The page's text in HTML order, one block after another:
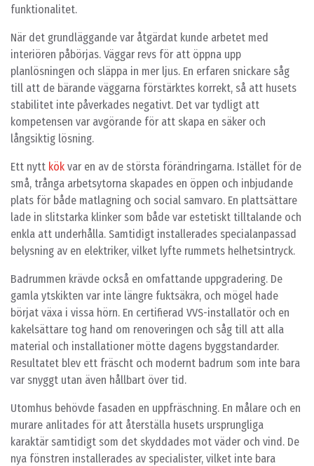
funktionalitet.
När det grundläggande var åtgärdat kunde arbetet med
interiören påbörjas. Väggar revs för att öppna upp
planlösningen och släppa in mer ljus. En erfaren snickare såg
till att de bärande väggarna förstärktes korrekt, så att husets
stabilitet inte påverkades negativt. Det var tydligt att
kompetensen var avgörande för att skapa en säker och
långsiktig lösning.
Ett nytt kök var en av de största förändringarna. Istället för de
små, trånga arbetsytorna skapades en öppen och inbjudande
plats för både matlagning och social samvaro. En plattsättare
lade in slitstarka klinker som både var estetiskt tilltalande och
enkla att underhålla. Samtidigt installerades specialanpassad
belysning av en elektriker, vilket lyfte rummets helhetsintryck.
Badrummen krävde också en omfattande uppgradering. De
gamla ytskikten var inte längre fuktsäkra, och mögel hade
börjat växa i vissa hörn. En certifierad VVS-installatör och en
kakelsättare tog hand om renoveringen och såg till att alla
material och installationer mötte dagens byggstandarder.
Resultatet blev ett fräscht och modernt badrum som inte bara
var snyggt utan även hållbart över tid.
Utomhus behövde fasaden en uppfräschning. En målare och en
murare anlitades för att återställa husets ursprungliga
karaktär samtidigt som det skyddades mot väder och vind. De
nya fönstren installerades av specialister, vilket inte bara